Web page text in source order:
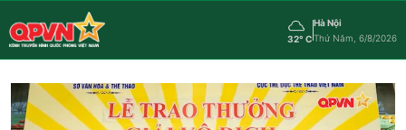
32° C
Hà Nội
Thứ Năm, 6/8/2026